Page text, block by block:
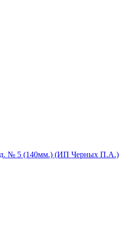
№ 5 (140мм.) (ИП Черных П.А.)